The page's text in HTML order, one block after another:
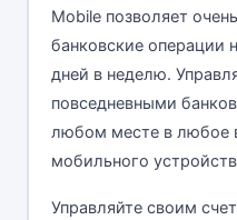
Mobile позволяет
банковские операции
дней в неделю.
повседневными
любом месте в любое
мобильного
Управляйте своим